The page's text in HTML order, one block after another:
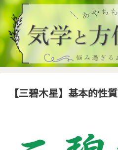
【三碧木星】基本的性質